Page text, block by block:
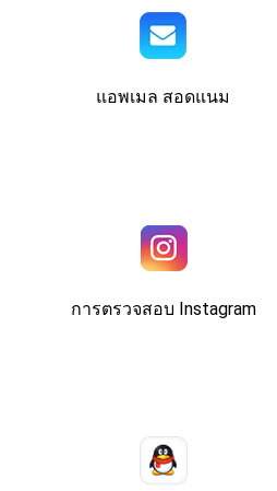
แอพเมล สอดแนม
การตรวจสอบ Instagram